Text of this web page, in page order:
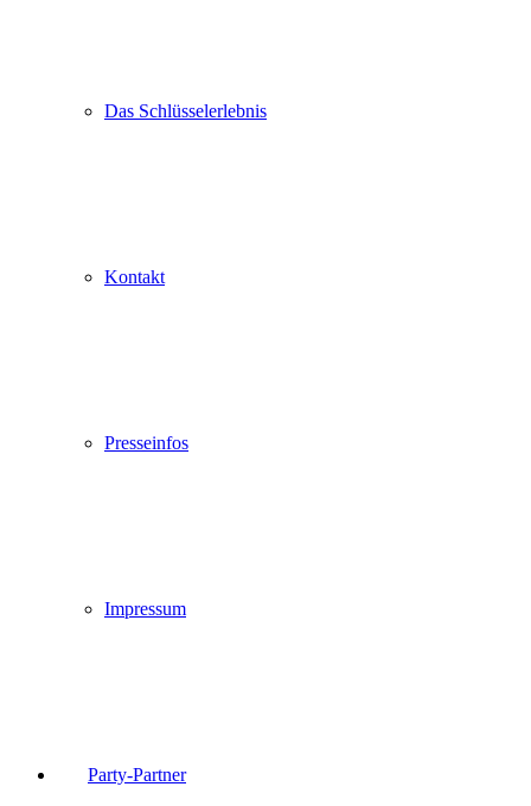
Das Schlüsselerlebnis
Kontakt
Presseinfos
Impressum
Party-Partner